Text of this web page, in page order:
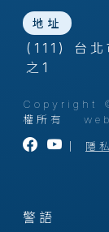
地址
(111) 台北
之1
Copyright ©
權所有
隱
警語